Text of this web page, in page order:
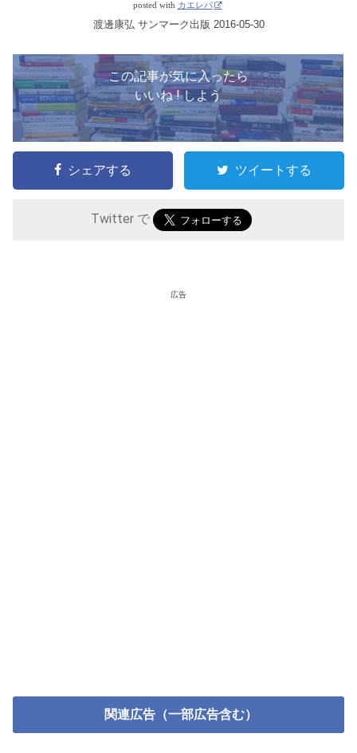
posted with カエレバ
渡邊康弘 サンマーク出版 2016-05-30
この記事が気に入ったら
いいね ! しよう
シェアする ツイートする
Twitter で
広告
関連広告（一部広告含む）